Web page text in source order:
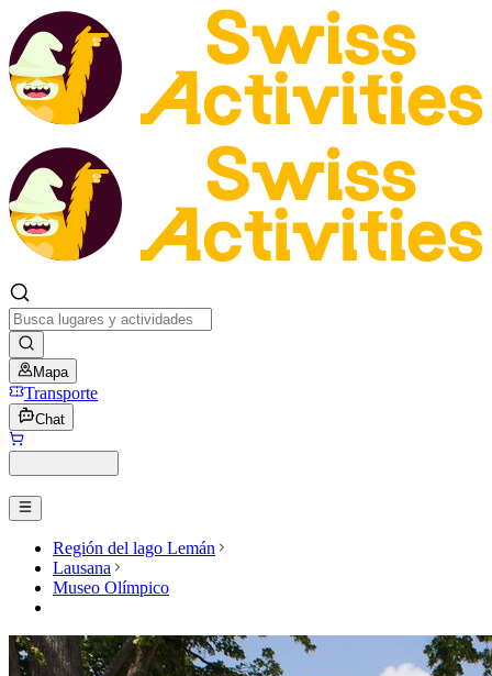
Mapa
Transporte
Chat
Región del lago Lemán
Lausana
Museo Olímpico